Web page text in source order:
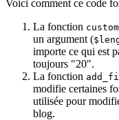
Voici comment ce code
La fonction
un argument (
importe ce qui est
toujours "20".
La fonction
modifie certaines
utilisée pour
blog.